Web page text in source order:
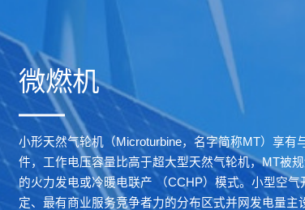
微燃机
小形天然气轮机（Microturbine，名字简称MT）享有
件，工作电压容量比高于超大型天然气轮机，MT被
的火力发电或冷暖电联产 （CCHP）模式。小型空
定、最有商业服务竞争者力的分布区式并网发电量